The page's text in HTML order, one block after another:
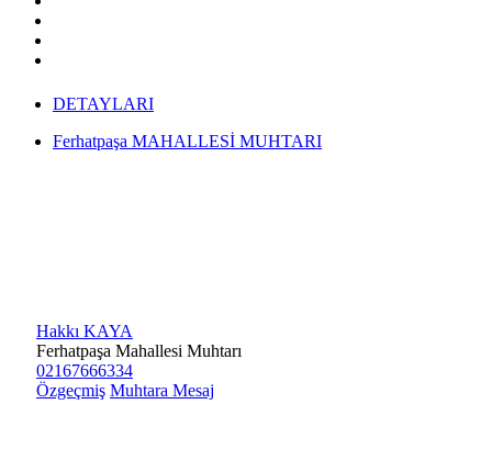
DETAYLARI
Ferhatpaşa MAHALLESİ MUHTARI
Hakkı KAYA
Ferhatpaşa Mahallesi Muhtarı
02167666334
Özgeçmiş Muhtara Mesaj